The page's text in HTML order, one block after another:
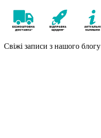
Свіжі записи з нашого блогу